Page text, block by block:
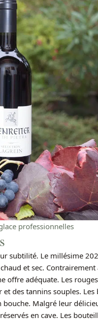
professionnelles
subtilité. Le millésime
et sec. Contrairement
offre adéquate. Les
des tannins souples. Les
Malgré leur
en cave. Les